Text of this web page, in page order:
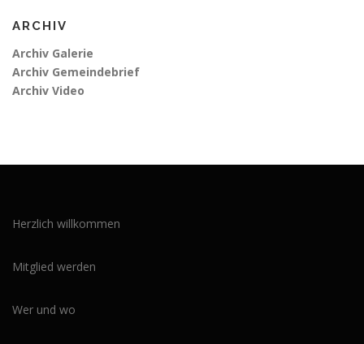
ARCHIV
Archiv Galerie
Archiv Gemeindebrief
Archiv Video
Herzlich willkommen
Mitglied werden
Wer und wo